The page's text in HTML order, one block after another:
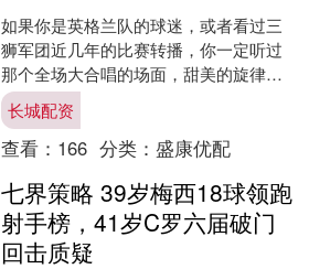
如果你是英格兰队的球迷，或者看过三
狮军团近几年的比赛转播，你一定听过
那个全场大合唱的场面，甜美的旋律突
然炸成足球场上的战歌。这首尼尔·戴蒙
德1969年发行的老歌....
长城配资
查看： 166 分类： 盛康优配
七界策略 39岁梅西18球领跑
射手榜，41岁C罗六届破门
回击质疑